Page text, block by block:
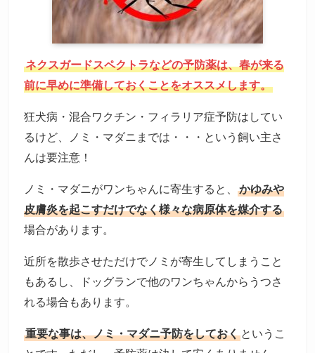
ネクスガードスペクトラなどの予防薬は、春が来る
前に早めに準備しておくことをオススメします。
狂犬病・混合ワクチン・フィラリア症予防はしてい
るけど、ノミ・マダニまでは・・・という飼い主さ
んは要注意！
ノミ・マダニがワンちゃんに寄生すると、
かゆみや
皮膚炎を起こすだけでなく様々な病原体を媒介する
場合があります。
近所を散歩させただけでノミが寄生してしまうこと
もあるし、ドッグランで他のワンちゃんからうつさ
れる場合もあります。
重要な事は、ノミ・マダニ予防をしておくというこ